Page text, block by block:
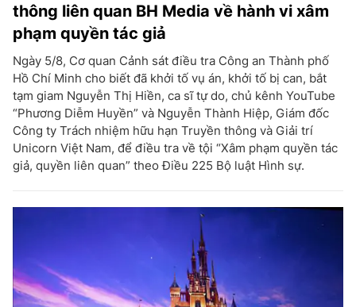
thông liên quan BH Media về hành vi xâm
phạm quyền tác giả
Ngày 5/8, Cơ quan Cảnh sát điều tra Công an Thành phố
Hồ Chí Minh cho biết đã khởi tố vụ án, khởi tố bị can, bắt
tạm giam Nguyễn Thị Hiền, ca sĩ tự do, chủ kênh YouTube
“Phương Diễm Huyền” và Nguyễn Thành Hiệp, Giám đốc
Công ty Trách nhiệm hữu hạn Truyền thông và Giải trí
Unicorn Việt Nam, để điều tra về tội “Xâm phạm quyền tác
giả, quyền liên quan” theo Điều 225 Bộ luật Hình sự.